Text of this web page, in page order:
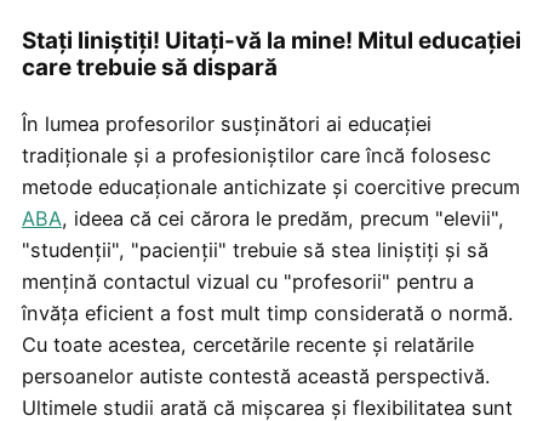
Stați liniștiți! Uitați-vă la mine! Mitul educației
care trebuie să dispară
În lumea profesorilor susținători ai educației
tradiționale și a profesioniștilor care încă folosesc
metode educaționale antichizate și coercitive precum
ABA, ideea că cei cărora le predăm, precum "elevii",
"studenții", "pacienții" trebuie să stea liniștiți și să
mențină contactul vizual cu "profesorii" pentru a
învăța eficient a fost mult timp considerată o normă.
Cu toate acestea, cercetările recente și relatările
persoanelor autiste contestă această perspectivă.
Ultimele studii arată că mișcarea și flexibilitatea sunt